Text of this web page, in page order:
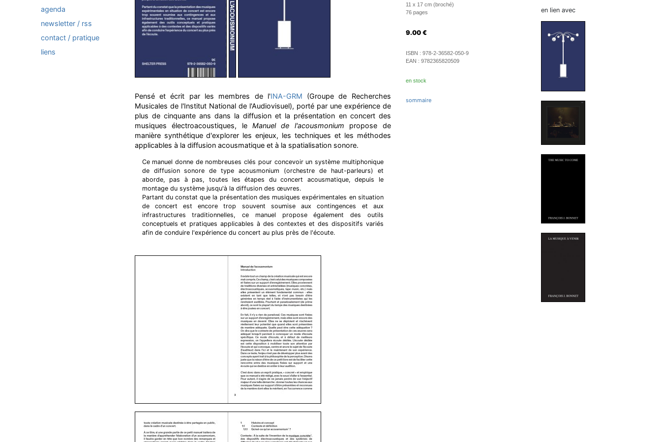
agenda
newsletter / rss
contact / pratique
liens
Pensé et écrit par les membres de l'INA-GRM (Groupe de Recherches
Musicales de l'Institut National de l'Audiovisuel), porté par une expérience de
plus de cinquante ans dans la diffusion et la présentation en concert des
musiques électroacoustiques, le Manuel de l'acousmonium propose de
manière synthétique d'explorer les enjeux, les techniques et les méthodes
applicables à la diffusion acousmatique et à la spatialisation sonore.
Ce manuel donne de nombreuses clés pour concevoir un système multiphonique
de diffusion sonore de type acousmonium (orchestre de haut-parleurs) et
aborde, pas à pas, toutes les étapes du concert acousmatique, depuis le
montage du système jusqu'à la diffusion des œuvres.
Partant du constat que la présentation des musiques expérimentales en situation
de concert est encore trop souvent soumise aux contingences et aux
infrastructures traditionnelles, ce manuel propose également des outils
conceptuels et pratiques applicables à des contextes et des dispositifs variés
afin de conduire l'expérience du concert au plus près de l'écoute.
11 x 17 cm (broché)
76 pages
9.00 €
ISBN : 978-2-36582-050-9
EAN : 9782365820509
en stock
sommaire
en lien avec